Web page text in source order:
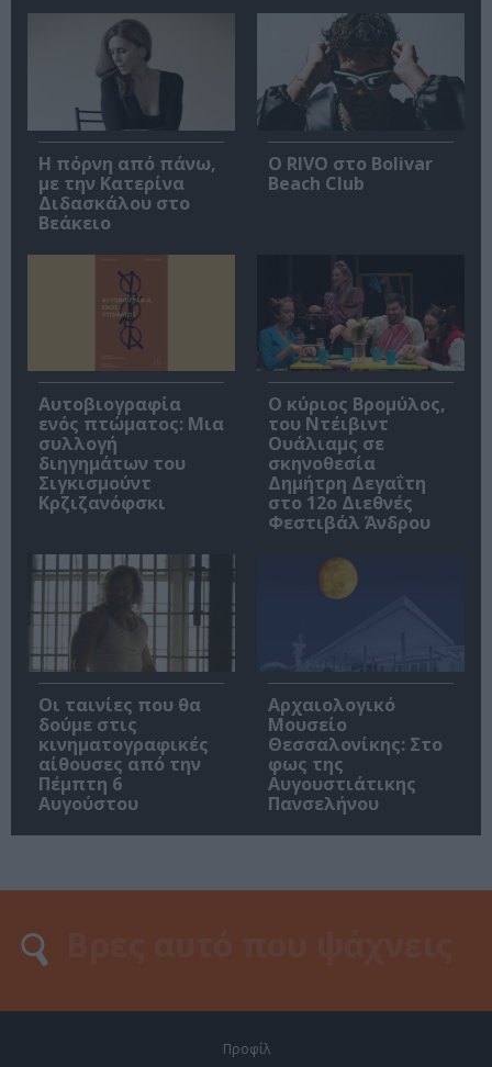
Η πόρνη από πάνω,
με την Κατερίνα
Διδασκάλου στο
Βεάκειο
Ο RIVO στο Bolivar
Beach Club
Αυτοβιογραφία
ενός πτώματος: Μια
συλλογή
διηγημάτων του
Σιγκισμούντ
Κρζιζανόφσκι
O κύριος Βρομύλος,
του Ντέιβιντ
Ουάλιαμς σε
σκηνοθεσία
Δημήτρη Δεγαΐτη
στο 12ο Διεθνές
Φεστιβάλ Άνδρου
Οι ταινίες που θα
δούμε στις
κινηματογραφικές
αίθουσες από την
Πέμπτη 6
Αυγούστου
Αρχαιολογικό
Μουσείο
Θεσσαλονίκης: Στο
φως της
Αυγουστιάτικης
Πανσελήνου
Προφίλ